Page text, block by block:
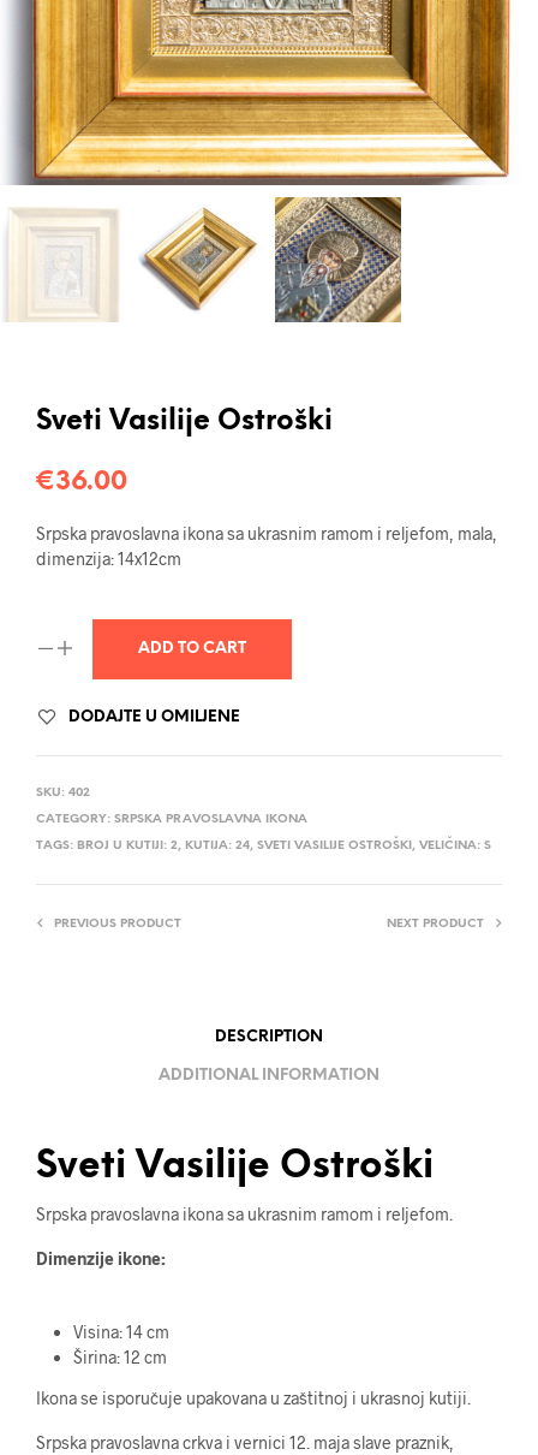
Sveti Vasilije Ostroški
€36.00
Srpska pravoslavna ikona sa ukrasnim ramom i reljefom, mala,
dimenzija: 14x12cm
ADD TO CART
DODAJTE U OMILJENE
SKU: 402
CATEGORY: SRPSKA PRAVOSLAVNA IKONA
TAGS: BROJ U KUTIJI: 2, KUTIJA: 24, SVETI VASILIJE OSTROŠKI, VELIČINA: S
PREVIOUS PRODUCT NEXT PRODUCT
DESCRIPTION
ADDITIONAL INFORMATION
Sveti Vasilije Ostroški
Srpska pravoslavna ikona sa ukrasnim ramom i reljefom.
Dimenzije ikone:
Visina: 14 cm
Širina: 12 cm
Ikona se isporučuje upakovana u zaštitnoj i ukrasnoj kutiji.
Srpska pravoslavna crkva i vernici 12. maja slave praznik,